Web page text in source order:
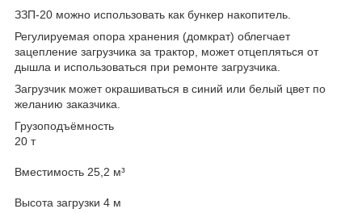
ЗЗП-20 можно использовать как бункер накопитель.
Регулируемая опора хранения (домкрат) облегчает
зацепление загрузчика за трактор, может отцепляться от
дышла и использоваться при ремонте загрузчика.
Загрузчик может окрашиваться в синий или белый цвет по
желанию заказчика.
Грузоподъёмность
20 т
Вместимость 25,2 м³
Высота загрузки 4 м